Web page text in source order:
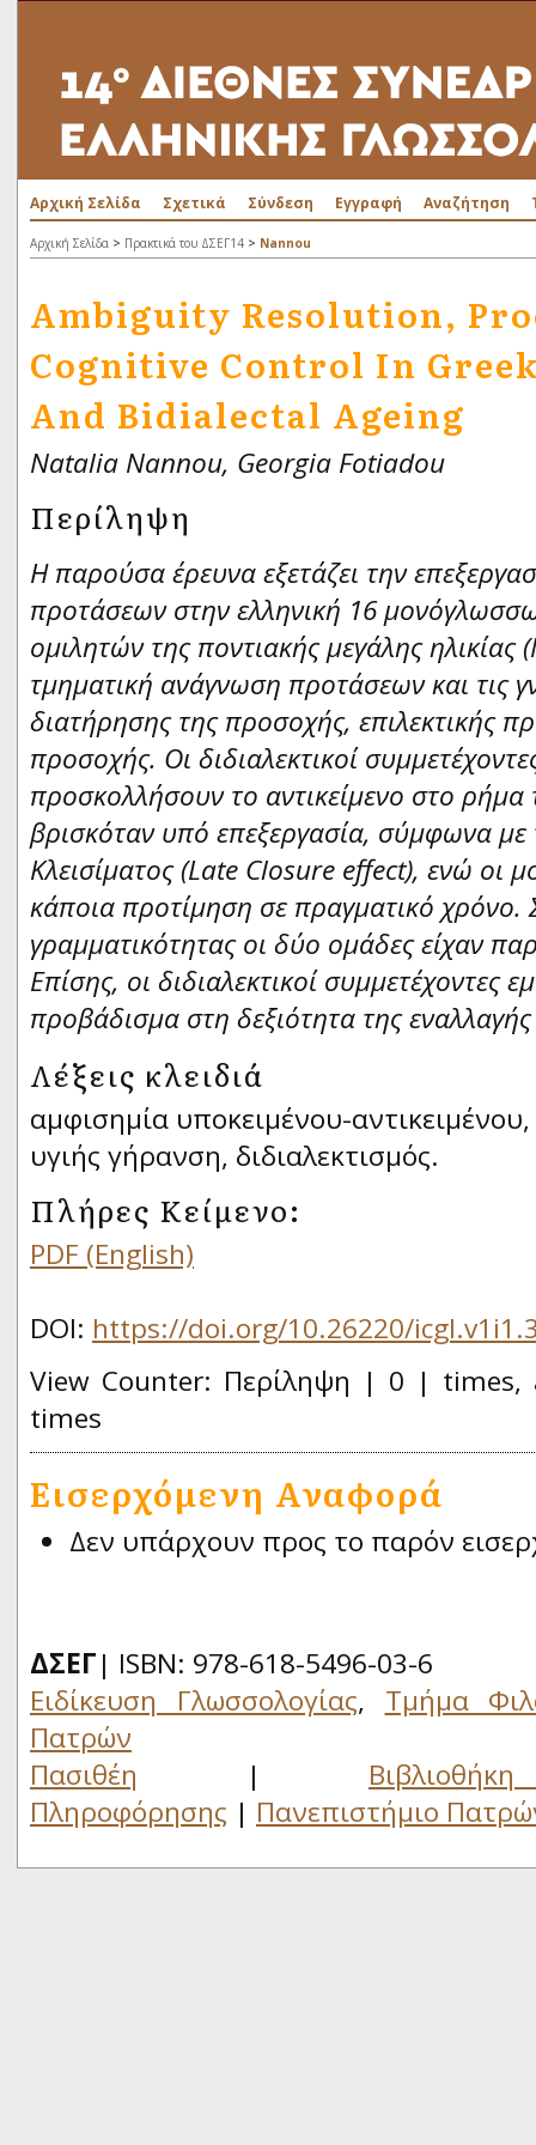
Αρχική Σελίδα Σχετικά Σύνδεση Εγγραφή Αναζήτηση
Αρχική Σελίδα > Πρακτικά του ΔΣΕΓ14 > Nannou
Ambiguity Resolution,
Cognitive Control In
And Bidialectal Ageing
Natalia Nannou, Georgia Fotiadou
Περίληψη
Η παρούσα έρευνα εξετάζει την
προτάσεων στην ελληνική 16
ομιλητών της ποντιακής μεγάλης
τμηματική ανάγνωση προτάσεων και τις
διατήρησης της προσοχής, επιλεκτικής
προσοχής. Οι διδιαλεκτικοί
προσκολλήσουν το αντικείμενο στο
βρισκόταν υπό επεξεργασία, σύμφωνα
Κλεισίματος (Late Closure effect), ενώ οι
κάποια προτίμηση σε πραγματικό χρόνο.
γραμματικότητας οι δύο ομάδες είχαν
Επίσης, οι διδιαλεκτικοί συμμετέχοντες
προβάδισμα στη δεξιότητα της
Λέξεις κλειδιά
αμφισημία υποκειμένου-
υγιής γήρανση, διδιαλεκτισμός.
Πλήρες Κείμενο:
PDF (English)
DOI: https://doi.org/10.26220/
View Counter: Περίληψη | 0 |
times
Εισερχόμενη Αναφορά
Δεν υπάρχουν προς το παρόν
ΔΣΕΓ| ISBN: 978-618-5496-03-6
Ειδίκευση Γλωσσολογίας, Τμήμα
Πατρών
Πασιθέη |
Πληροφόρησης | Πανεπιστήμιο